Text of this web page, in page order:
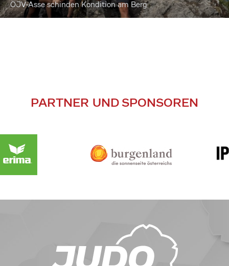
ÖJV-Asse schinden Kondition am Berg
PARTNER UND SPONSOREN